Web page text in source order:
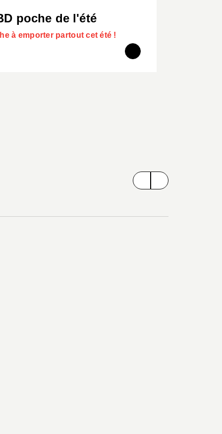
poche de l'été
à emporter partout cet été !